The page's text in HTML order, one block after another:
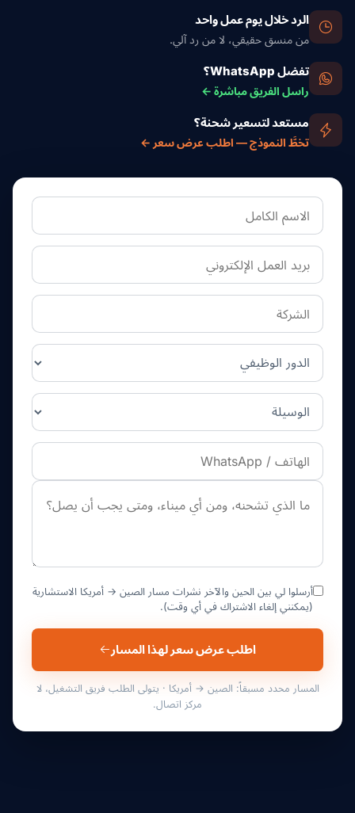
الرد خلال يوم عمل واحد
من منسق حقيقي، لا من رد آلي.
تفضل WhatsApp؟
راسل الفريق مباشرة ←
مستعد لتسعير شحنة؟
تخطَّ النموذج — اطلب عرض سعر ←
أرسلوا لي بين الحين والآخر نشرات مسار الصين → أمريكا الاستشارية
(يمكنني إلغاء الاشتراك في أي وقت).
اطلب عرض سعر لهذا المسار
المسار محدد مسبقاً: الصين → أمريكا · يتولى الطلب فريق التشغيل، لا
مركز اتصال.